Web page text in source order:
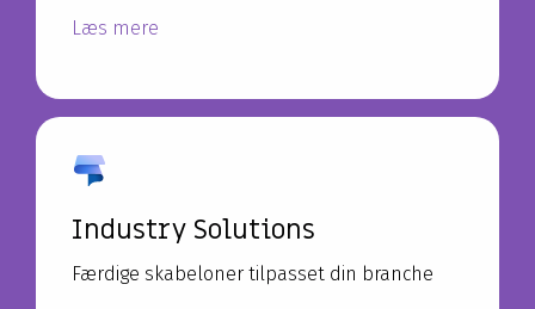
Læs mere
Industry Solutions
Færdige skabeloner tilpasset din branche